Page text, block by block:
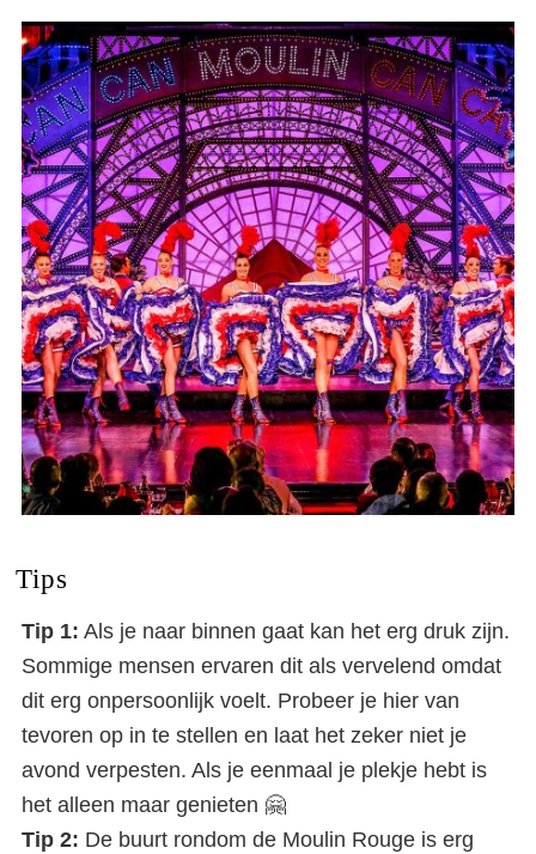
Tips
Tip 1: Als je naar binnen gaat kan het erg druk zijn.
Sommige mensen ervaren dit als vervelend omdat
dit erg onpersoonlijk voelt. Probeer je hier van
tevoren op in te stellen en laat het zeker niet je
avond verpesten. Als je eenmaal je plekje hebt is
het alleen maar genieten 🤗
Tip 2: De buurt rondom de Moulin Rouge is erg